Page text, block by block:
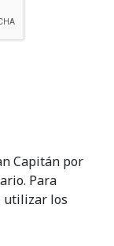
Capitán por
Para
utilizar los